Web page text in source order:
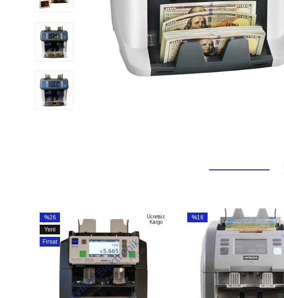
%26
İndirim
%26İndirim
Yeni
Ürün
Fırsat
Ücretsiz
Kargo
%16
%16İndirim